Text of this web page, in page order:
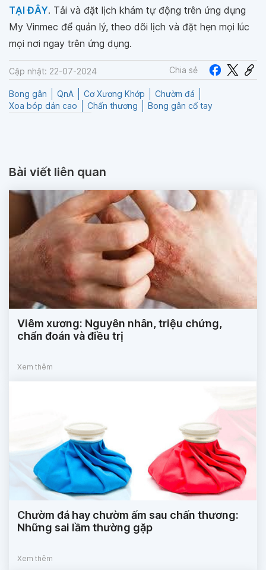
TẠI ĐÂY. Tải và đặt lịch khám tự động trên ứng dụng
My Vinmec để quản lý, theo dõi lịch và đặt hẹn mọi lúc
mọi nơi ngay trên ứng dụng.
Cập nhật: 22-07-2024 Chia sẻ
Bong gân QnA Cơ Xương Khớp
Chườm đá
Xoa bóp dán cao
Chấn thương Bong gân cổ tay
Bài viết liên quan
Viêm xương: Nguyên nhân, triệu chứng,
chẩn đoán và điều trị
Xem thêm
Chườm đá hay chườm ấm sau chấn thương:
Những sai lầm thường gặp
Xem thêm